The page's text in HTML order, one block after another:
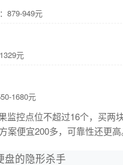
879-949元
元
1680元
监控点位不超过16个，买两
案便宜200多，可靠性还更高
盘的隐形杀手